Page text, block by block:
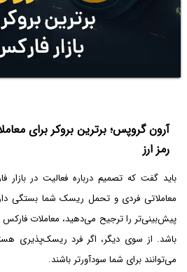
آرون گروپس؛ برترین بروکر برای
رمز ارز
باید گفت که تصمیم درباره فعالیت در بازار
معاملاتی فردی و تحمل ریسک شما بستگی
پیش‌بینی‌تر را ترجیح می‌دهید، معاملات فارکس
باشد. از سوی دیگر، اگر فرد ریسک‌پذیری
می‌توانند برای شما سودآورتر باشند.